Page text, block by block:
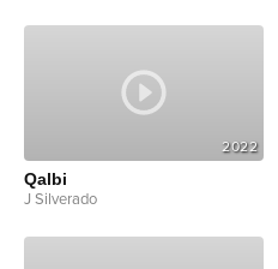
2022
Qalbi
J Silverado